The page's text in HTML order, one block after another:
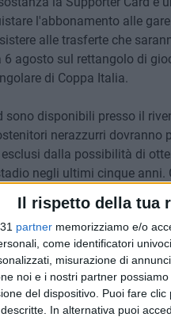
Il rispetto della tua
partner memorizziamo e/o
come identificatori
misurazione di
noi e i nostri partner
del dispositivo. Puoi fare
In alternativa puoi
l'abbonamento alle
alle trasferte che
agosto sul rettangolo di
di Coppa Italia.
sono disponibili presso il
nerazzurri
dalla possibilità di
negli ultimi cinque anni.
i minorenni dovranno
nel mese di settembre,
accedere agli impianti